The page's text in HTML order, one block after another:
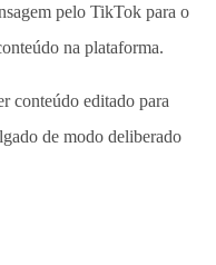
pelo TikTok para o
na plataforma.
conteúdo editado para
de modo deliberado